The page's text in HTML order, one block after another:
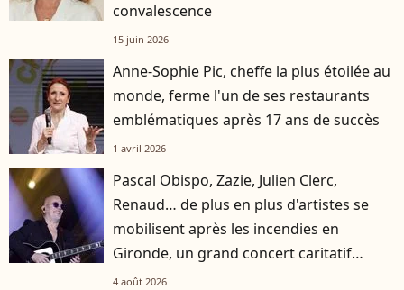
convalescence
15 juin 2026
Anne-Sophie Pic, cheffe la plus étoilée au
monde, ferme l'un de ses restaurants
emblématiques après 17 ans de succès
1 avril 2026
Pascal Obispo, Zazie, Julien Clerc,
Renaud… de plus en plus d'artistes se
mobilisent après les incendies en
Gironde, un grand concert caritatif
annoncé
4 août 2026